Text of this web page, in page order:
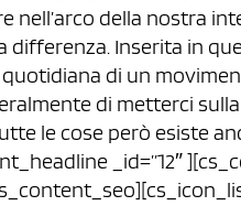
nell’arco della nostra
differenza. Inserita in
di un
di metterci
le cose però esiste
_id=”12″